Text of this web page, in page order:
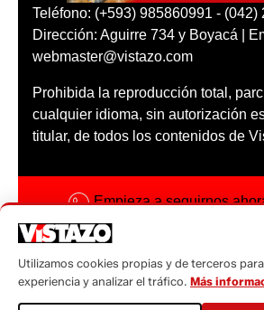
Teléfono: (+593) 985860991 - (042)
Dirección: Aguirre 734 y Boyacá |
webmaster@vistazo.com
Prohibida la reproducción total,
cualquier idioma, sin autorización
titular, de todos los contenidos de
Empieza a seguirnos
Código ética
Sugerencias a:
Utilizamos cookies propias y de terceros
experiencia y analizar el tráfico. Más